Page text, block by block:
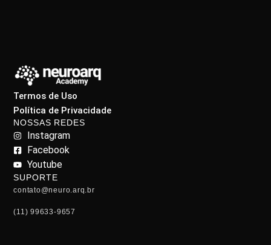
Termos de Uso
Política de Privacidade
NOSSAS REDES
Instagram
Facebook
Youtube
SUPORTE
contato@neuro.arq.br
(11) 99633-9657